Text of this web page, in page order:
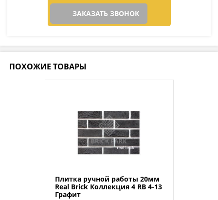
ЗАКАЗАТЬ ЗВОНОК
ПОХОЖИЕ ТОВАРЫ
Плитка ручной работы 20мм
Real Brick Коллекция 4 RB 4-13
Графит